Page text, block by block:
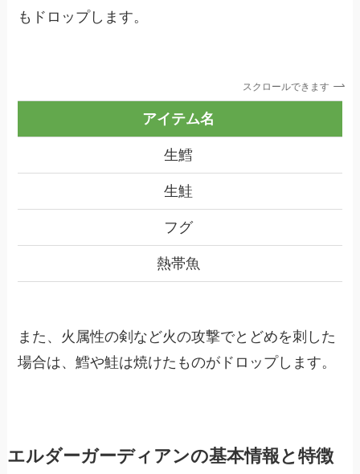
もドロップします。
スクロールできます
アイテム名
生鱈
生鮭
フグ
熱帯魚
また、火属性の剣など火の攻撃でとどめを刺した
場合は、鱈や鮭は焼けたものがドロップします。
エルダーガーディアンの基本情報と特徴